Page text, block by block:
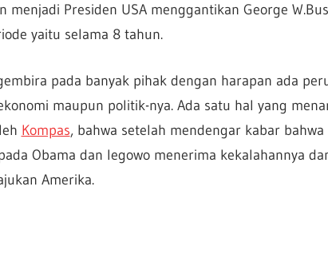
menjadi Presiden USA menggantikan George
yaitu selama 8 tahun.
pada banyak pihak dengan harapan ada
maupun politik-nya. Ada satu hal yang
Kompas, bahwa setelah mendengar kabar
Obama dan legowo menerima kekalahannya
Amerika.